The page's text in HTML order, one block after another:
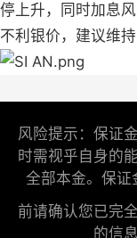
停上升，同时加息
不利银价，建议维持
风险提示：保证
时需视乎自身的
全部本金。保证
前请确认您已完
的信